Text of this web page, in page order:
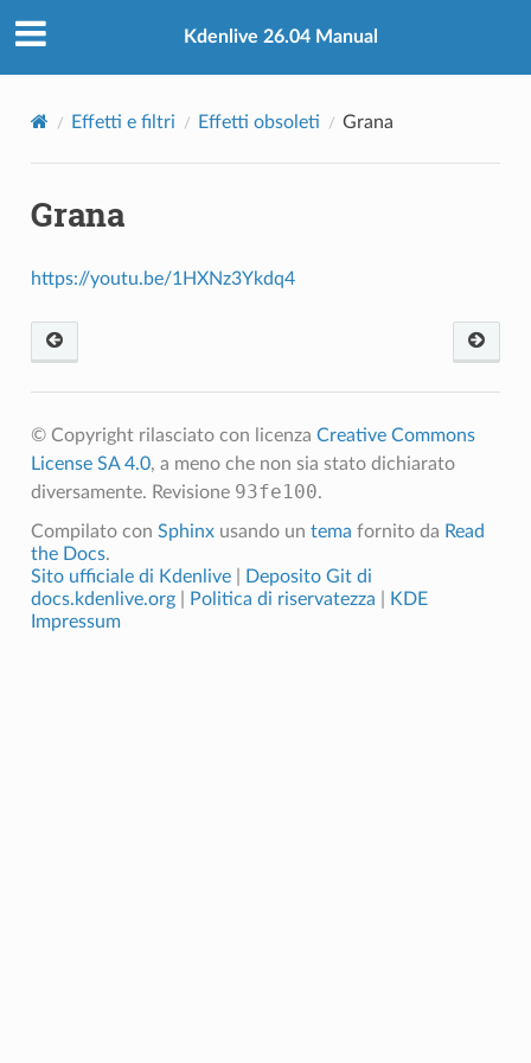
Kdenlive 26.04 Manual
Effetti e filtri Effetti obsoleti Grana
Grana
https://youtu.be/1HXNz3Ykdq4
© Copyright rilasciato con licenza Creative Commons
License SA 4.0, a meno che non sia stato dichiarato
diversamente. Revisione 93fe100.
Compilato con Sphinxusando un tema fornito da Read
the Docs.
Sito ufficiale di Kdenlive|
Deposito Git di
docs.kdenlive.org
Politica di riservatezza
KDE
Impressum